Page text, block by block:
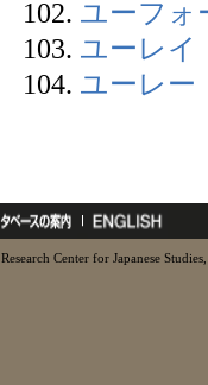
102. ユーフォ
103. ユーレイ
104. ユーレー
Center for Japanese